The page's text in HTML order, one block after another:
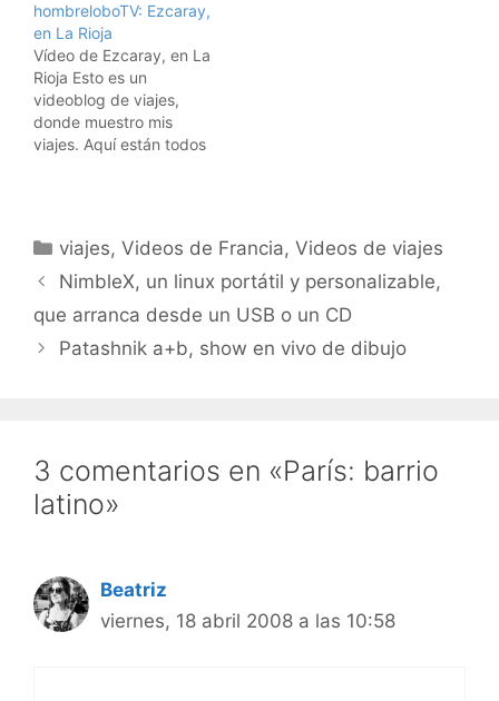
Suscribiros a los video
feeds RSS: Suscríbete a
los vídeos de viajes de
hombrelobo Para iPods y
AppleTVs, usad iTunes: Y
para suscribiros al
videoblog con Miro,
hombreloboTV: Ezcaray,
en La Rioja
Vídeo de Ezcaray, en La
Rioja Esto es un
videoblog de viajes,
donde muestro mis
viajes. Aquí están todos
hombrelobo Para iPods y
AppleTVs, usad iTunes: Y
videoblog con
Democracy…
Categorías
viajes,Videos de Francia,Videos de viajes
NimbleX, un linux portátil y personalizable,
que arranca desde un USB o un CD
Patashnik a+b, show en vivo de dibujo
3 comentarios en «París: barrio
latino»
Beatriz
viernes, 18 abril 2008 a las 10:58